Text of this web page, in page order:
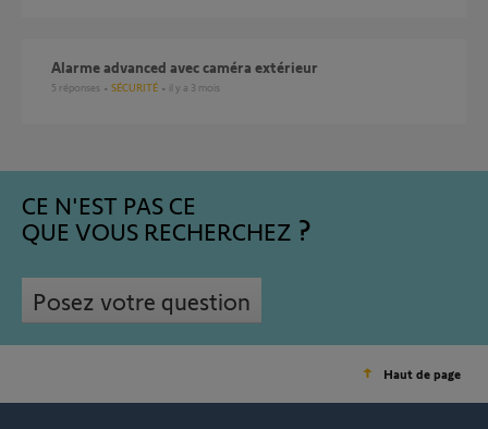
Alarme advanced avec caméra extérieur
5 réponses SÉCURITÉ il y a 3 mois
CE N'EST PAS CE
QUE VOUS RECHERCHEZ
Posez votre question
Haut de page